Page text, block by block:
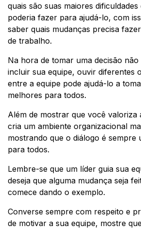
quais são suas maiores
poderia fazer para ajudá-lo, com
saber quais mudanças precisa
de trabalho.
Na hora de tomar uma decisão não
incluir sua equipe, ouvir diferentes
entre a equipe pode ajudá-lo a
melhores para todos.
Além de mostrar que você valoriza
cria um ambiente organizacional
mostrando que o diálogo é sempre
para todos.
Lembre-se que um líder guia sua
deseja que alguma mudança seja
comece dando o exemplo.
Converse sempre com respeito e
de motivar a sua equipe, mostre